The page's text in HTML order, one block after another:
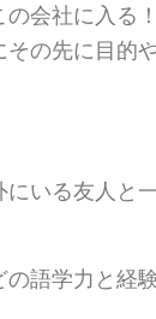
の会社に入る
の先に目的
いる友人と
の語学力と経